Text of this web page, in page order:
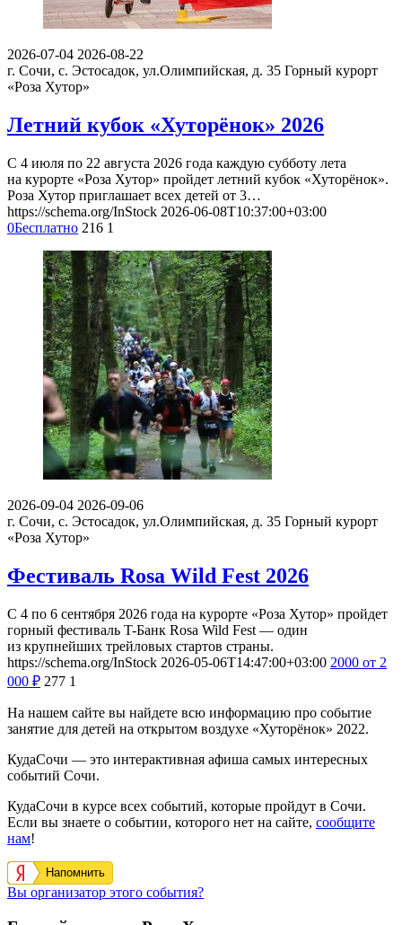
2026-07-04 2026-08-22
г. Сочи, с. Эстосадок, ул.Олимпийская, д. 35 Горный курорт
«Роза Хутор»
Летний кубок «Хуторёнок» 2026
С 4 июля по 22 августа 2026 года каждую субботу лета
на курорте «Роза Хутор» пройдет летний кубок «Хуторёнок».
Роза Хутор приглашает всех детей от 3…
https://schema.org/InStock 2026-06-08T10:37:00+03:00
0Бесплатно 216 1
2026-09-04 2026-09-06
г. Сочи, с. Эстосадок, ул.Олимпийская, д. 35 Горный курорт
«Роза Хутор»
Фестиваль Rosa Wild Fest 2026
С 4 по 6 сентября 2026 года на курорте «Роза Хутор» пройдет
горный фестиваль T-Банк Rosa Wild Fest — один
из крупнейших трейловых стартов страны.
https://schema.org/InStock 2026-05-06T14:47:00+03:00 2000 от 2
000 ₽ 277 1
На нашем сайте вы найдете всю информацию про событие
занятие для детей на открытом воздухе «Хуторёнок» 2022.
КудаСочи — это интерактивная афиша самых интересных
событий Сочи.
КудаСочи в курсе всех событий, которые пройдут в Сочи.
Если вы знаете о событии, которого нет на сайте, сообщите
нам!
Напомнить
Вы организатор этого события?